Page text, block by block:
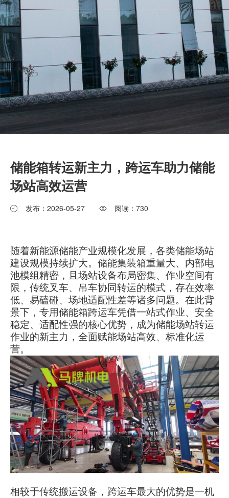
储能箱转运新主力，跨运车助力储能
场站高效运营
发布：2026-05-27 阅读： 730
随着新能源储能产业规模化发展，各类储能场站
建设规模持续扩大。储能集装箱重量大、内部电
池模组精密，且场站设备布局密集、作业空间有
限，传统叉车、吊车协同转运的模式，存在效率
低、易磕碰、场地适配性差等诸多问题。在此背
景下，专用储能箱跨运车凭借一站式作业、安全
稳定、适配性强的核心优势，成为储能场站转运
作业的新主力，全面赋能场站高效、标准化运
营。
相较于传统搬运设备，跨运车最大的优势是一机